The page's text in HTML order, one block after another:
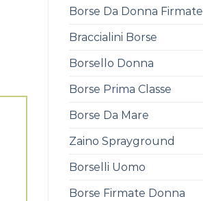
Borse Da Donna Firmate
Braccialini Borse
Borsello Donna
Borse Prima Classe
Borse Da Mare
Zaino Sprayground
Borselli Uomo
Borse Firmate Donna